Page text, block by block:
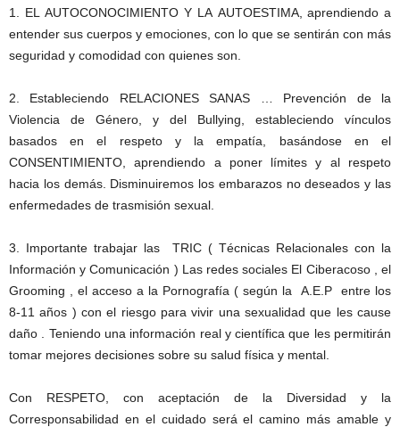
1. EL AUTOCONOCIMIENTO Y LA AUTOESTIMA, aprendiendo a
entender sus cuerpos y emociones, con lo que se sentirán con más
seguridad y comodidad con quienes son.
2. Estableciendo RELACIONES SANAS … Prevención de la
Violencia de Género, y del Bullying, estableciendo vínculos
basados en el respeto y la empatía, basándose en el
CONSENTIMIENTO, aprendiendo a poner límites y al respeto
hacia los demás. Disminuiremos los embarazos no deseados y las
enfermedades de trasmisión sexual.
3. Importante trabajar las TRIC ( Técnicas Relacionales con la
Información y Comunicación ) Las redes sociales El Ciberacoso , el
Grooming , el acceso a la Pornografía ( según la A.E.P entre los
8-11 años ) con el riesgo para vivir una sexualidad que les cause
daño . Teniendo una información real y científica que les permitirán
tomar mejores decisiones sobre su salud física y mental.
Con RESPETO, con aceptación de la Diversidad y la
Corresponsabilidad en el cuidado será el camino más amable y